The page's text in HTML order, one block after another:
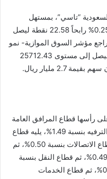
“تاسي”، بمستهل
تعاملات جلسة اليوم الاثنين، بنسبة 0.25% رابحاً 22.58 نقطة ليصل
فيما تراجع مؤشر السوق الموازية- نمو
بنسبة 0.43% خاسراً 112.12 نقطة ليصل إلى مستوى 25712.43
على رأسها قطاع المرافق العامة
بنسبة 1.88%، أعقبه قطاع الإعلام والترفيه بنسبة 1.49%، يليه قطاع
الرعاية الصحية بنسبة 0.61%، ثم قطاع الاتصالات بنسبة 0.50%، ثم
قطاع إدارة وتطوير العقارات بنسبة 0.49%، ثم قطاع النقل بنسبة
0.45%، ثم قطاع التأمين بنسبة 0.39%، ثم قطاع الخدمات